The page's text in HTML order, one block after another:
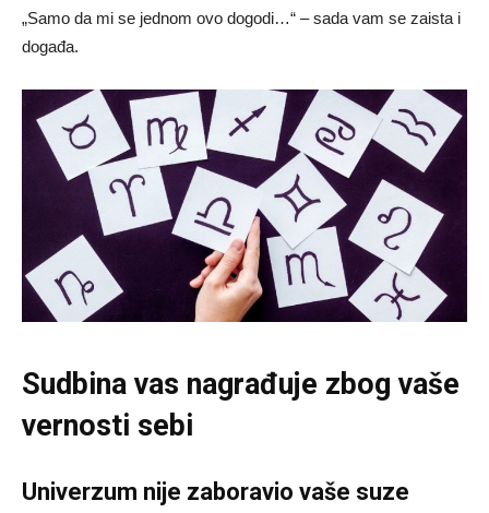
„Samo da mi se jednom ovo dogodi…“ – sada vam se zaista i
događa.
Sudbina vas nagrađuje zbog vaše
vernosti sebi
Univerzum nije zaboravio vaše suze